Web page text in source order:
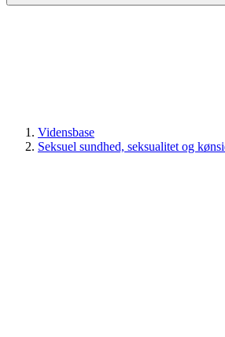
Vidensbase
Seksuel sundhed, seksualitet og